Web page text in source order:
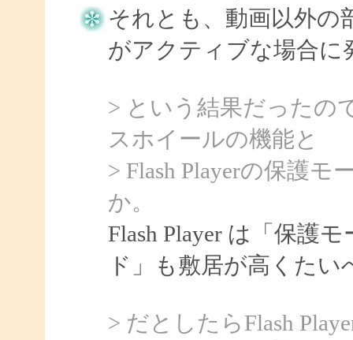
それとも、動画以外の
がアクティブな場合
> という結果だったの
スホイールの機能と
> Flash Playerの保護
か。
Flash Player は「保護
ド」も敷居が高くたい
> だとしたらFlash